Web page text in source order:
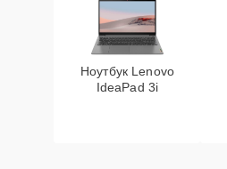
Ноутбук Lenovo
IdeaPad 3i